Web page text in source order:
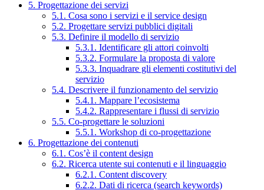
5. Progettazione dei servizi
5.1. Cosa sono i servizi e il service design
5.2. Progettare servizi pubblici digitali
5.3. Definire il modello di servizio
5.3.1. Identificare gli attori coinvolti
5.3.2. Formulare la proposta di valore
5.3.3. Inquadrare gli elementi costitutivi del
servizio
5.4. Descrivere il funzionamento del servizio
5.4.1. Mappare l’ecosistema
5.4.2. Rappresentare i flussi di servizio
5.5. Co-progettare le soluzioni
5.5.1. Workshop di co-progettazione
6. Progettazione dei contenuti
6.1. Cos’è il content design
6.2. Ricerca utente sui contenuti e il linguaggio
6.2.1. Content discovery
6.2.2. Dati di ricerca (search keywords)